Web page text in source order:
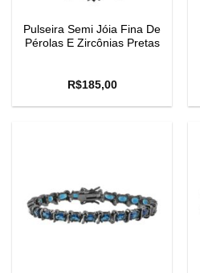
Pulseira Semi Jóia Fina De
Pérolas E Zircônias Pretas
R$185,00